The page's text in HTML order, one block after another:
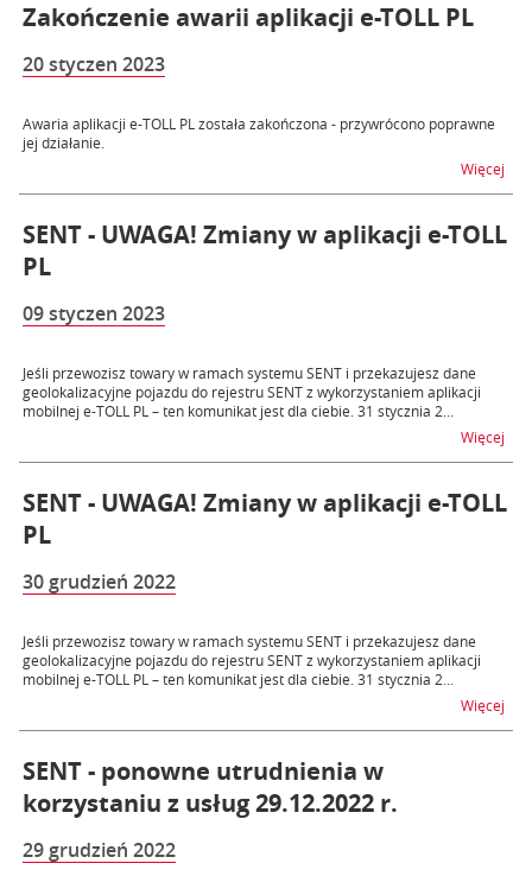
Zakończenie awarii aplikacji e-TOLL PL
20 styczen 2023
Awaria aplikacji e-TOLL PL została zakończona - przywrócono poprawne
jej działanie.
Więcej
SENT - UWAGA! Zmiany w aplikacji e-TOLL
PL
09 styczen 2023
Jeśli przewozisz towary w ramach systemu SENT i przekazujesz dane
geolokalizacyjne pojazdu do rejestru SENT z wykorzystaniem aplikacji
mobilnej e-TOLL PL – ten komunikat jest dla ciebie. 31 stycznia 2...
Więcej
SENT - UWAGA! Zmiany w aplikacji e-TOLL
PL
30 grudzień 2022
Jeśli przewozisz towary w ramach systemu SENT i przekazujesz dane
geolokalizacyjne pojazdu do rejestru SENT z wykorzystaniem aplikacji
mobilnej e-TOLL PL – ten komunikat jest dla ciebie. 31 stycznia 2...
Więcej
SENT - ponowne utrudnienia w
korzystaniu z usług 29.12.2022 r.
29 grudzień 2022